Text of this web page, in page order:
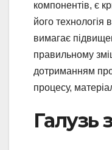
компонентів, є
його технологія
вимагає
правильному
дотриманням
процесу,
Галузь